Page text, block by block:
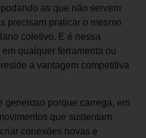
as que não servem
precisam praticar o mesmo
coletivo. E é nessa
qualquer ferramenta ou
a vantagem competitiva
generoso porque carrega, em
que sustentam
conexões novas e